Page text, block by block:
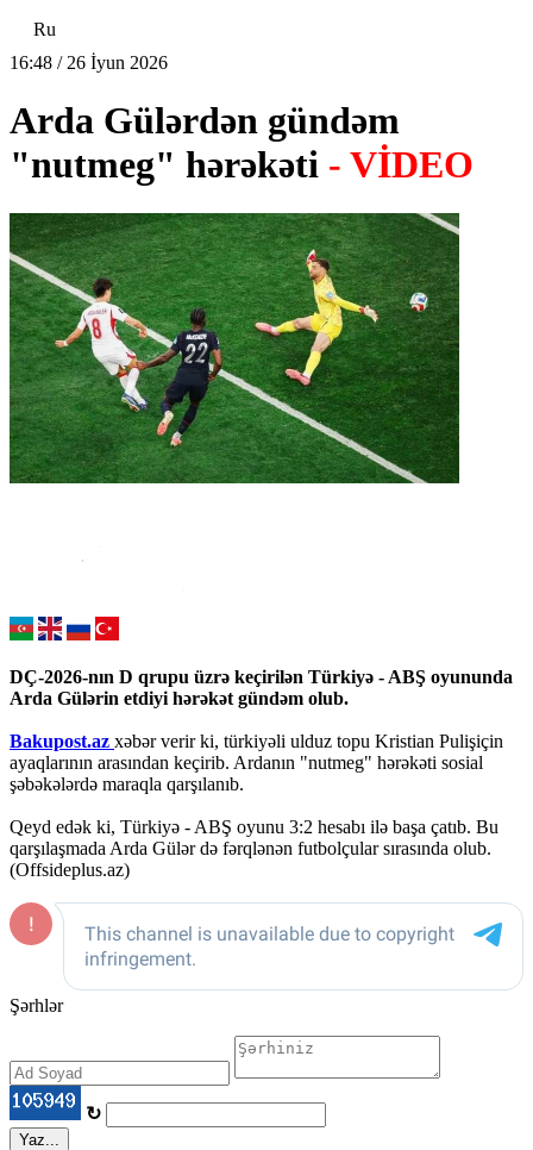
Ru
16:48 / 26 İyun 2026
Arda Gülərdən gündəm
"nutmeg" hərəkəti - VİDEO
DÇ-2026-nın D qrupu üzrə keçirilən Türkiyə - ABŞ oyununda
Arda Gülərin etdiyi hərəkət gündəm olub.
Bakupost.az xəbər verir ki, türkiyəli ulduz topu Kristian Pulişiçin
ayaqlarının arasından keçirib. Ardanın "nutmeg" hərəkəti sosial
şəbəkələrdə maraqla qarşılanıb.
Qeyd edək ki, Türkiyə - ABŞ oyunu 3:2 hesabı ilə başa çatıb. Bu
qarşılaşmada Arda Gülər də fərqlənən futbolçular sırasında olub.
(Offsideplus.az)
Şərhlər
↻
Yaz...